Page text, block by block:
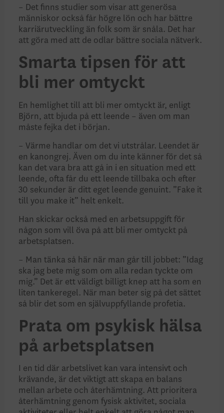
– Det finns studier som visar att generösa
människor också får högre lön och har bättre
karriärutveckling än folk som är snåla. Det har
att göra med att de odlar bättre sociala nätverk.
Smarta tipsen för att
bli mer omtyckt
En hemlighet till att bli mer omtyckt är, enligt
Björn, att bjuda på ett leende – även om man
måste fejka det i början.
– Värme handlar om det vi utstrålar. Leendet är
en kanongrej. Även om du inte känner för det så
kan det vara bra att gå in i en situation med ett
leende, ofta får du ett leende tillbaka och efter
30 sekunder är ditt eget leende genuint. ”Fake it
till you make it” helt enkelt.
Han skickar också med en arbetsuppgift för
någon som vill öva på att bli mer omtyckt på
arbetsplatsen.
– Man tänka så här när man går till jobbet: ”Idag
ska jag bete mig som om alla redan tyckte om
mig.” Det är ett väldigt billigt knep att ha som en
liten tankeregel. När man beter sig på det sättet
så blir det som en självuppfyllande profetia.
Prata om psykisk hälsa
på arbetsplatsen
I en tid där arbetslivet kan vara intensivt och
krävande, är det viktigt att skapa en balans
mellan arbete och återhämtning. Att prioritera
återhämtning genom fysisk aktivitet, sociala